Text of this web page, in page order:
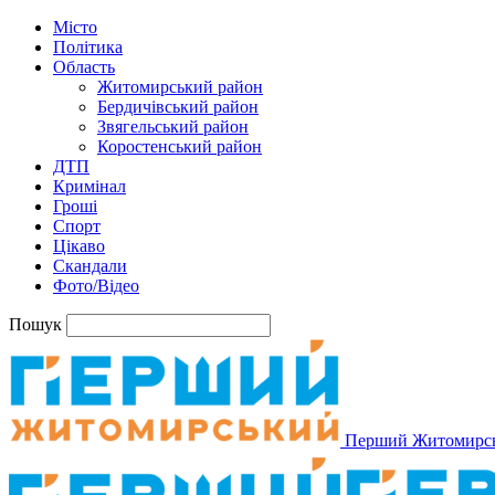
Місто
Політика
Область
Житомирський район
Бердичівський район
Звягельський район
Коростенський район
ДТП
Кримінал
Гроші
Спорт
Цікаво
Скандали
Фото/Відео
Пошук
Перший